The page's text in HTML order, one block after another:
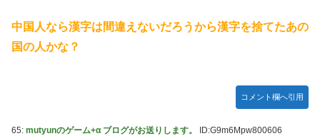
中国人なら漢字は間違えないだろうから漢字を捨てたあの
国の人かな？
コメント欄へ引用
65: mutyunのゲーム+α ブログがお送りします。 ID:G9m6Mpw800606